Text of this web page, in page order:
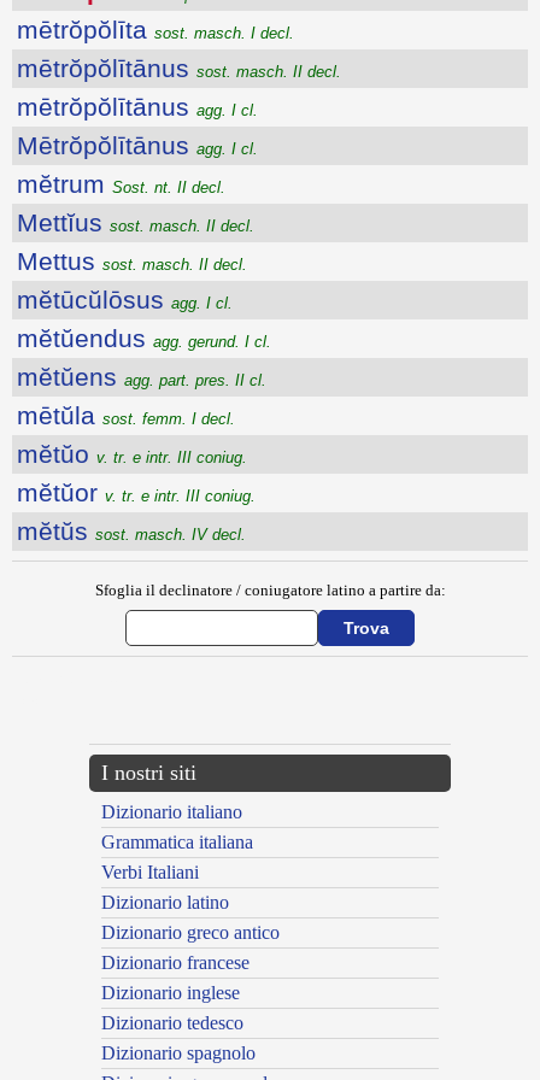
mētrŏpŏlīta sost. masch. I decl.
mētrŏpŏlītānus sost. masch. II decl.
mētrŏpŏlītānus agg. I cl.
Mētrŏpŏlītānus agg. I cl.
mĕtrum Sost. nt. II decl.
Mettĭus sost. masch. II decl.
Mettus sost. masch. II decl.
mĕtūcŭlōsus agg. I cl.
mĕtŭendus agg. gerund. I cl.
mĕtŭens agg. part. pres. II cl.
mētŭla sost. femm. I decl.
mĕtŭo v. tr. e intr. III coniug.
mĕtŭor v. tr. e intr. III coniug.
mĕtŭs sost. masch. IV decl.
Sfoglia il declinatore / coniugatore latino a partire da:
I nostri siti
Dizionario italiano
Grammatica italiana
Verbi Italiani
Dizionario latino
Dizionario greco antico
Dizionario francese
Dizionario inglese
Dizionario tedesco
Dizionario spagnolo